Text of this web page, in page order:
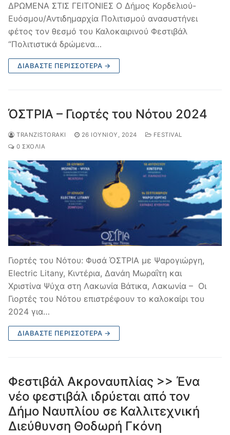
ΔΡΩΜΕΝΑ ΣΤΙΣ ΓΕΙΤΟΝΙΕΣ Ο Δήμος Κορδελιού-
Ευόσμου/Αντιδημαρχία Πολιτισμού ανασυστήνει
φέτος τον θεσμό του Καλοκαιρινού Φεστιβάλ
“Πολιτιστικά δρώμενα…
ΔΙΑΒΆΣΤΕ ΠΕΡΙΣΣΌΤΕΡΑ →
ΌΣΤΡΙΑ – Γιορτές του Νότου 2024
TRANZISTORAKI 26 ΙΟΥΝΊΟΥ, 2024
FESTIVAL
0 ΣΧΌΛΙΑ
Γιορτές του Νότου: Φυσά ΌΣΤΡΙΑ με Ψαρογιώργη,
Electric Litany, Κιντέρια, Δανάη Μωραΐτη και
Χριστίνα Ψύχα στη Λακωνία Βάτικα, Λακωνία – Οι
Γιορτές του Νότου επιστρέφουν το καλοκαίρι του
2024 για…
ΔΙΑΒΆΣΤΕ ΠΕΡΙΣΣΌΤΕΡΑ →
Φεστιβάλ Ακροναυπλίας >> Ένα
νέο φεστιβάλ ιδρύεται από τον
Δήμο Ναυπλίου σε Καλλιτεχνική
Διεύθυνση Θοδωρή Γκόνη